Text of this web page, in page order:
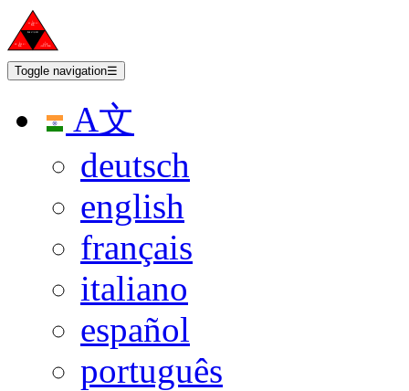
Toggle navigation☰
A文
deutsch
english
français
italiano
español
português